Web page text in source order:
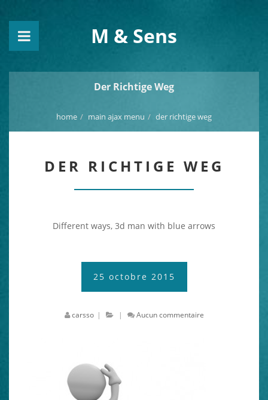
M & Sens
Der Richtige Weg
home main ajax menu der richtige weg
DER RICHTIGE WEG
Different ways, 3d man with blue arrows
25 octobre 2015
carsso | | Aucun commentaire